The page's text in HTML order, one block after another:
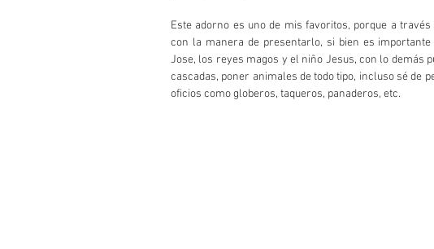
Este adorno es uno de mis favoritos, porque a
con la manera de presentarlo, si bien es
Jose, los reyes magos y el niño Jesus, con lo demás
cascadas, poner animales de todo tipo, incluso sé de
oficios como globeros, taqueros, panaderos, etc.